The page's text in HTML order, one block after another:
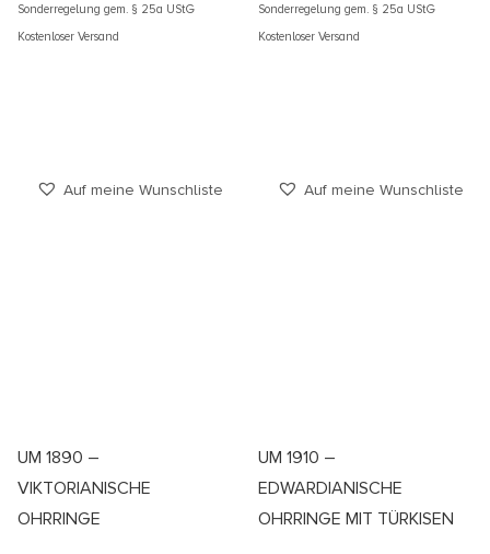
Sonderregelung gem. § 25a UStG
Kostenloser Versand
Sonderregelung gem. § 25a UStG
Kostenloser Versand
Auf meine Wunschliste
UM 1890 –
VIKTORIANISCHE
OHRRINGE
Auf meine Wunschliste
UM 1910 –
EDWARDIANISCHE
OHRRINGE MIT TÜRKISEN